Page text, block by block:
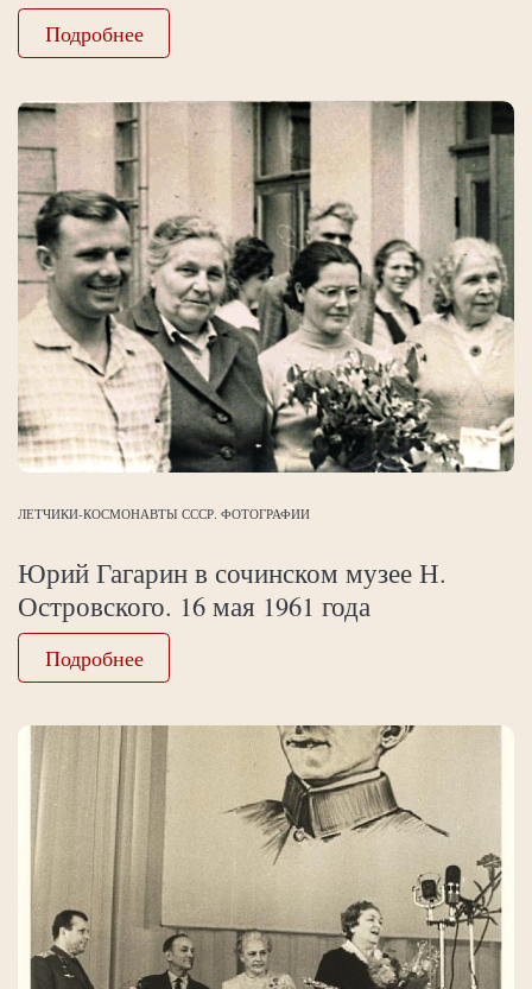
Подробнее
ЛЕТЧИКИ-КОСМОНАВТЫ СССР. ФОТОГРАФИИ
Юрий Гагарин в сочинском музее Н.
Островского. 16 мая 1961 года
Подробнее